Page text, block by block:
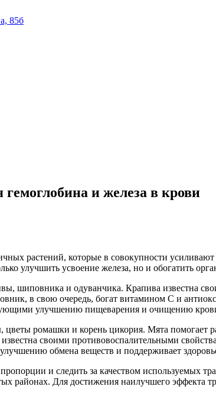
85б
и железа в крови
растений, которые в совокупности
улучшить усвоение железа, но и обогатить
шиповника и одуванчика. Крапива известна
в свою очередь, богат витамином С и
улучшению пищеварения и очищению
ромашки и корень цикория. Мята помогает
своими противовоспалительными
обмена веществ и поддерживает
и следить за качеством используемых
районах. Для достижения наилучшего эффекта